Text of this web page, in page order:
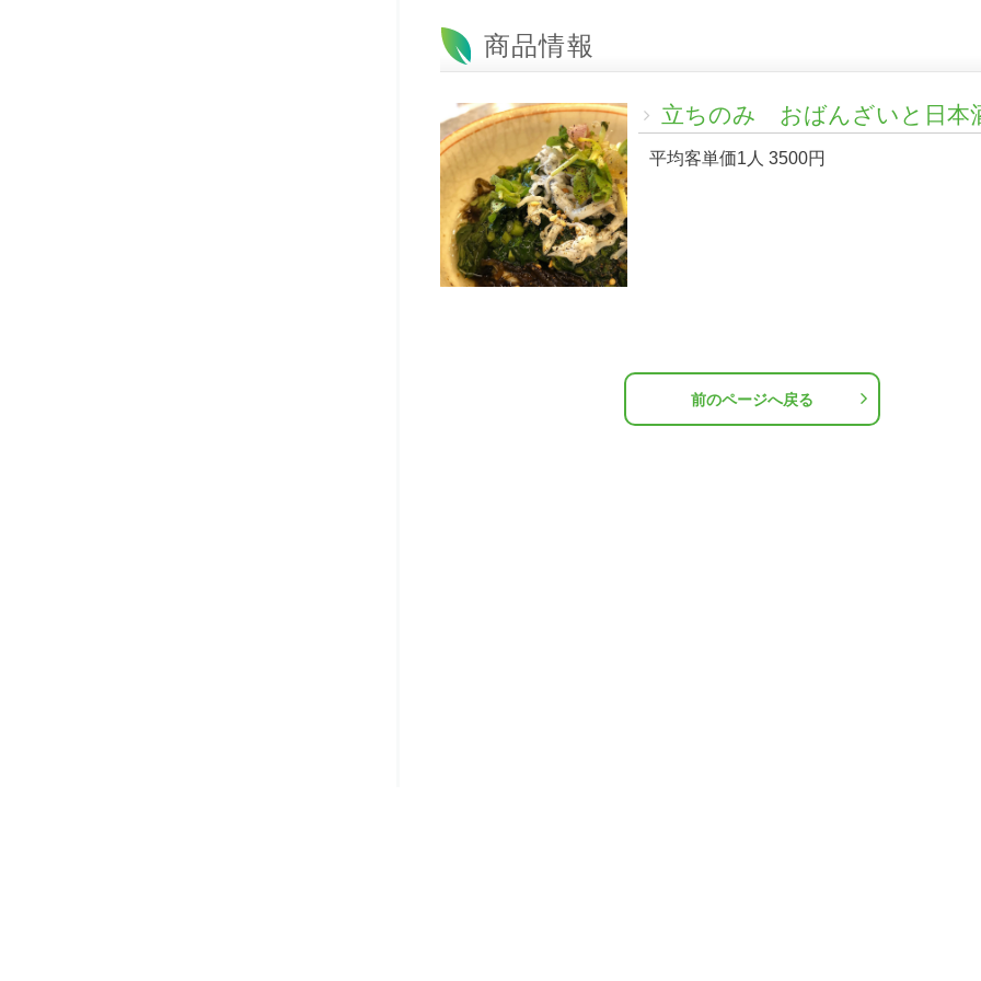
商品情報
立ちのみ おばんざいと日本
平均客単価1人 3500円
前のページへ戻る